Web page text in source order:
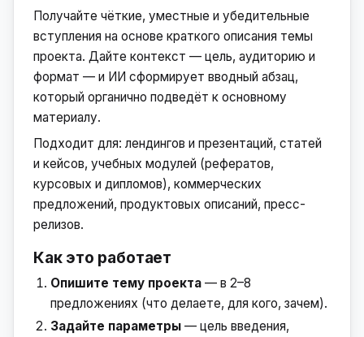
Получайте чёткие, уместные и убедительные
вступления на основе краткого описания темы
проекта. Дайте контекст — цель, аудиторию и
формат — и ИИ сформирует вводный абзац,
который органично подведёт к основному
материалу.
Подходит для: лендингов и презентаций, статей
и кейсов, учебных модулей (рефератов,
курсовых и дипломов), коммерческих
предложений, продуктовых описаний, пресс-
релизов.
Как это работает
Опишите тему проекта — в 2–8
предложениях (что делаете, для кого, зачем).
Задайте параметры — цель введения,